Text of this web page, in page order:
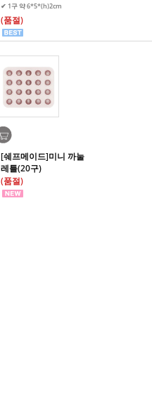
✔ 1구 약 6*5*(h)2cm
(품절)
[쉐프메이드]미니 까눌
레틀(20구)
(품절)